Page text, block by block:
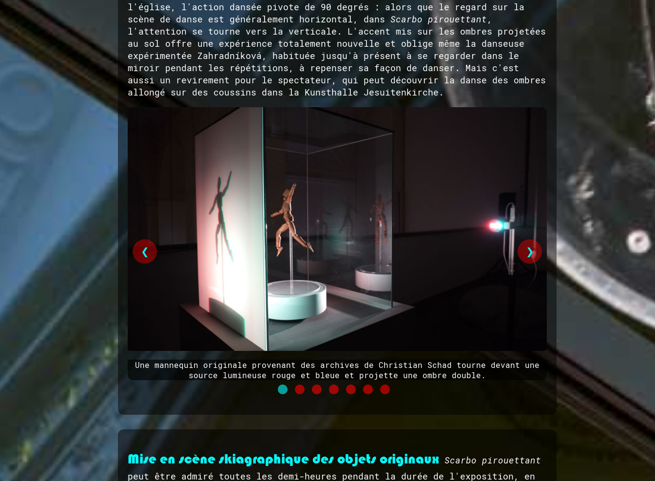
l'église, l'action dansée pivote de 90 degrés : alors que le regard sur la
scène de danse est généralement horizontal, dans Scarbo pirouettant,
l'attention se tourne vers la verticale. L'accent mis sur les ombres projetées
au sol offre une expérience totalement nouvelle et oblige même la danseuse
expérimentée Zahradníková, habituée jusqu'à présent à se regarder dans le
miroir pendant les répétitions, à repenser sa façon de danser. Mais c'est
aussi un revirement pour le spectateur, qui peut découvrir la danse des ombres
allongé sur des coussins dans la Kunsthalle Jesuitenkirche.
Une mannequin originale provenant des archives de Christian Schad tourne devant une
source lumineuse rouge et bleue et projette une ombre double.
❮ ❯
Mise en scène skiagraphique des objets originaux Scarbo pirouettant
peut être admiré toutes les demi-heures pendant la durée de l'exposition, en